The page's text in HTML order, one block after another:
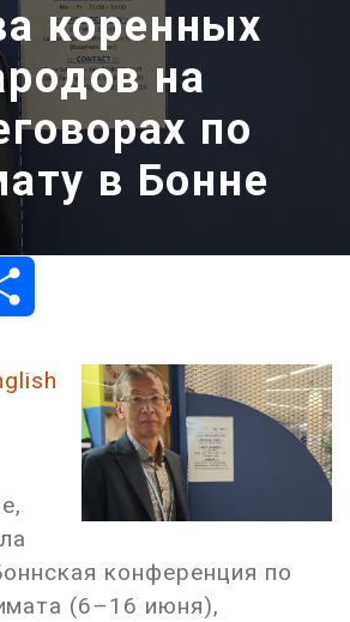
коренных
на
по
в Бонне
конференция по
(6–16 июня),